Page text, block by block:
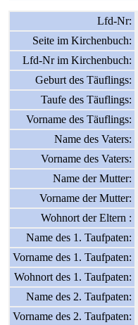
Lfd-Nr:
Seite im Kirchenbuch:
Lfd-Nr im Kirchenbuch:
Geburt des Täuflings:
Taufe des Täuflings:
Vorname des Täuflings:
Name des Vaters:
Vorname des Vaters:
Name der Mutter:
Vorname der Mutter:
Wohnort der Eltern :
Name des 1. Taufpaten:
Vorname des 1. Taufpaten:
Wohnort des 1. Taufpaten:
Name des 2. Taufpaten:
Vorname des 2. Taufpaten: